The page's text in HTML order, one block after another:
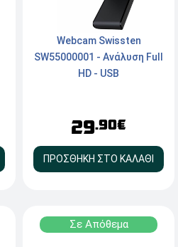
Webcam Swissten
SW55000001 - Ανάλυση Full
HD - USB
29.90€
ΠΡΟΣΘΗΚΗ ΣΤΟ ΚΑΛΑΘΙ
Σε Απόθεμα